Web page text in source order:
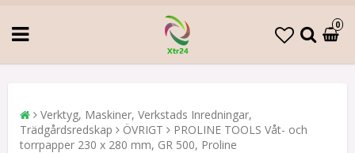
0
Verktyg, Maskiner, Verkstads Inredningar,
Trädgårdsredskap
ÖVRIGT
PROLINE TOOLS Våt- och
torrpapper 230 x 280 mm, GR 500, Proline